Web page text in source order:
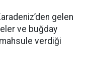
gelen
ve buğday
verdiği